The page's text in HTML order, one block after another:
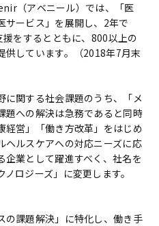
（アベニール）では、「医
サービス」を展開し、2年で
をするとともに、800以上の
供しています。（2018年7月末
に関する社会課題のうち、「メ
題への解決は急務であると同時
経営」「働き方改革」をはじめ
ヘルスケアへの対応ニーズに応
企業として躍進すべく、社名を
ロジーズ」に変更します。
の課題解決」に特化し、働き手